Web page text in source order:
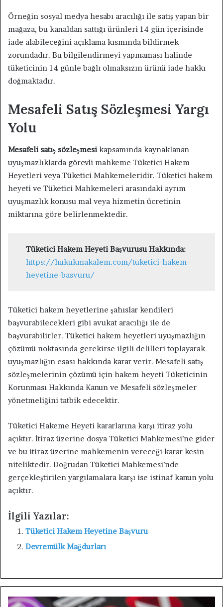
Örneğin sosyal medya hesabı aracılığı ile satış yapan bir
mağaza, bu kanaldan sattığı ürünleri 14 gün içerisinde
iade alabileceğini açıklama kısmında bildirmek
zorundadır. Bu bilgilendirmeyi yapmaması halinde
tüketicinin 14 günle bağlı olmaksızın ürünü iade hakkı
doğmaktadır.
Mesafeli Satış Sözleşmesi Yargı
Yolu
Mesafeli satış sözleşmesikapsamında kaynaklanan
uyuşmazlıklarda görevli mahkeme Tüketici Hakem
Heyetleri veya Tüketici Mahkemeleridir. Tüketici hakem
heyeti ve Tüketici Mahkemeleri arasındaki ayrım
uyuşmazlık konusu mal veya hizmetin ücretinin
miktarına göre belirlenmektedir.
Tüketici Hakem Heyeti Başvurusu Hakkında:
https://hukukmakalem.com/tuketici-hakem-
heyetine-basvuru/
Tüketici hakem heyetlerine şahıslar kendileri
başvurabilecekleri gibi avukat aracılığı ile de
başvurabilirler. Tüketici hakem heyetleri uyuşmazlığın
çözümü noktasında gerekirse ilgili delilleri toplayarak
uyuşmazlığın esası hakkında karar verir. Mesafeli satış
sözleşmelerinin çözümü için hakem heyeti Tüketicinin
Korunması Hakkında Kanun ve Mesafeli sözleşmeler
yönetmeliğini tatbik edecektir.
Tüketici Hakeme Heyeti kararlarına karşı itiraz yolu
açıktır. İtiraz üzerine dosya Tüketici Mahkemesi’ne gider
ve bu itiraz üzerine mahkemenin vereceği karar kesin
niteliktedir. Doğrudan Tüketici Mahkemesi’nde
gerçekleştirilen yargılamalara karşı ise istinaf kanun yolu
açıktır.
İlgili Yazılar:
Tüketici Hakem Heyetine Başvuru
Devremülk Mağdurları